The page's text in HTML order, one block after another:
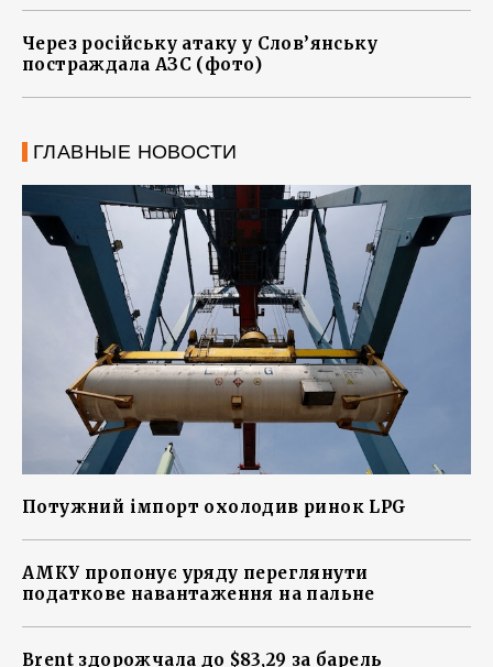
Через російську атаку у Слов’янську
постраждала АЗС (фото)
ГЛАВНЫЕ НОВОСТИ
Потужний імпорт охолодив ринок LPG
АМКУ пропонує уряду переглянути
податкове навантаження на пальне
Brent здорожчала до $83,29 за барель